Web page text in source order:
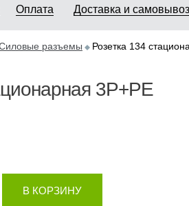
Оплата Доставка и самовывоз
разъемы Розетка 134
3Р+РЕ
В КОРЗИНУ